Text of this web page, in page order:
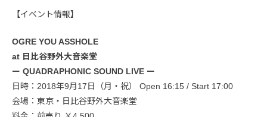
【イベント情報】
OGRE YOU ASSHOLE
at 日比谷野外大音楽堂
ー QUADRAPHONIC SOUND LIVE ー
日時：2018年9月17日（月・祝） Open 16:15 / Start 17:00
会場：東京・日比谷野外大音楽堂